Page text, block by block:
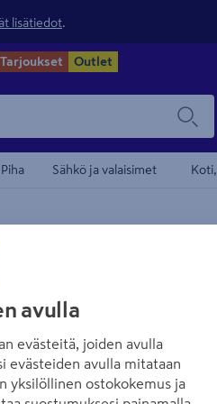
lisätiedot
Tarjoukset Outlet
Piha Sähkö ja valaisimet
Tapetti Bn Grand
vinyylipinnoitettu
Tuotenumero:502295078 EAN-koodi
avulla
evästeitä, joiden avulla
evästeiden avulla mitataan
yksilöllinen ostokokemus ja